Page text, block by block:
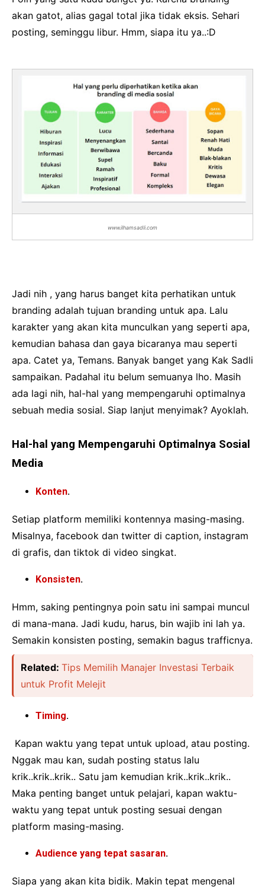
akan gatot, alias gagal total jika tidak eksis. Sehari
posting, seminggu libur. Hmm, siapa itu ya..:D
www.ilhamsadli.com
Jadi nih , yang harus banget kita perhatikan untuk
branding adalah tujuan branding untuk apa. Lalu
karakter yang akan kita munculkan yang seperti apa,
kemudian bahasa dan gaya bicaranya mau seperti
apa. Catet ya, Temans. Banyak banget yang Kak Sadli
sampaikan. Padahal itu belum semuanya lho. Masih
ada lagi nih, hal-hal yang mempengaruhi optimalnya
sebuah media sosial. Siap lanjut menyimak? Ayoklah.
Hal-hal yang Mempengaruhi Optimalnya Sosial
Media
Konten.
Setiap platform memiliki kontennya masing-masing.
Misalnya, facebook dan twitter di caption, instagram
di grafis, dan tiktok di video singkat.
Konsisten.
Hmm, saking pentingnya poin satu ini sampai muncul
di mana-mana. Jadi kudu, harus, bin wajib ini lah ya.
Semakin konsisten posting, semakin bagus trafficnya.
Related: Tips Memilih Manajer Investasi Terbaik
untuk Profit Melejit
Timing.
Kapan waktu yang tepat untuk upload, atau posting.
Nggak mau kan, sudah posting status lalu
krik..krik..krik.. Satu jam kemudian krik..krik..krik..
Maka penting banget untuk pelajari, kapan waktu-
waktu yang tepat untuk posting sesuai dengan
platform masing-masing.
Audience yang tepat sasaran.
Siapa yang akan kita bidik. Makin tepat mengenal